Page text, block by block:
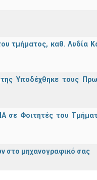
τμήματος, καθ. Λυδία
Υποδέχθηκε τους
σε Φοιτητές του
στο μηχανογραφικό σας